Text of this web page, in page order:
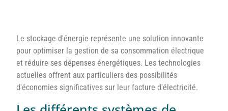
Le stockage d'énergie représente une solution innovante
pour optimiser la gestion de sa consommation électrique
et réduire ses dépenses énergétiques. Les technologies
actuelles offrent aux particuliers des possibilités
d'économies significatives sur leur facture d'électricité.